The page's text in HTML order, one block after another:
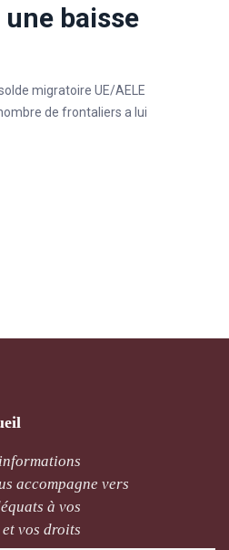
baisse
migratoire UE/AELE
de frontaliers a lui
accompagne vers
à vos
vos droits